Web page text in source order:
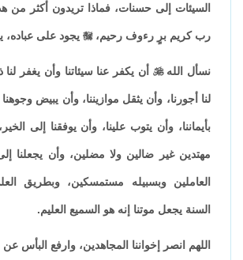
السيئات إلى حسنات، فماذا تريدون أكثر من
رب كريم برٍ رءوف رحيم، يجود على عباده،
نسأل الله أن يكفر عنا سيئاتنا وأن يغفر
لنا أجورنا، وأن يثقل موازيننا، وأن يبيض وجوهنا
بأيماننا، وأن يتوب علينا، وأن يوفقنا إلى
مهتدين غير ضالين ولا مضلين، وأن يجعلنا
العاملين وبسبيله مستمسكين، وبطريق
السنة يجعل موتنا إنه هو السميع العليم.
اللهم انصر إخواننا المجاهدين، وارفع البأس